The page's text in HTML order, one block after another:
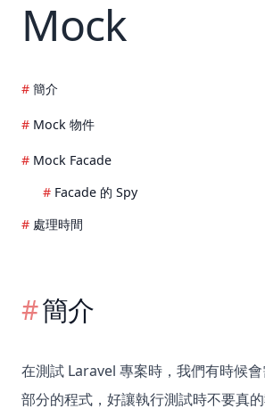
Mock
簡介
Mock 物件
Mock Facade
Facade 的 Spy
處理時間
簡介
在測試 Laravel 專案時，我們有時候
部分的程式，好讓執行測試時不要真